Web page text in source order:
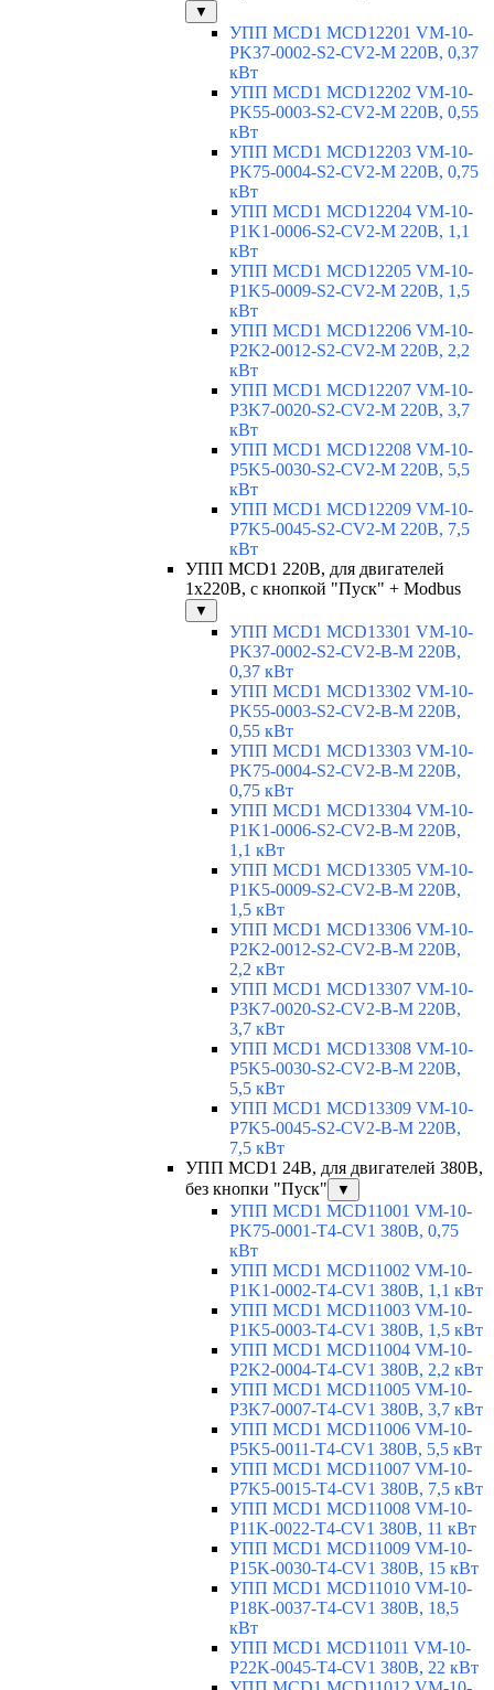
▼
УПП MCD1 MCD12201 VM-10-
PK37-0002-S2-CV2-M 220В, 0,37
кВт
УПП MCD1 MCD12202 VM-10-
PK55-0003-S2-CV2-M 220В, 0,55
кВт
УПП MCD1 MCD12203 VM-10-
PK75-0004-S2-CV2-M 220В, 0,75
кВт
УПП MCD1 MCD12204 VM-10-
P1K1-0006-S2-CV2-M 220В, 1,1
кВт
УПП MCD1 MCD12205 VM-10-
P1K5-0009-S2-CV2-M 220В, 1,5
кВт
УПП MCD1 MCD12206 VM-10-
P2K2-0012-S2-CV2-M 220В, 2,2
кВт
УПП MCD1 MCD12207 VM-10-
P3K7-0020-S2-CV2-M 220В, 3,7
кВт
УПП MCD1 MCD12208 VM-10-
P5K5-0030-S2-CV2-M 220В, 5,5
кВт
УПП MCD1 MCD12209 VM-10-
P7K5-0045-S2-CV2-M 220В, 7,5
кВт
УПП MCD1 220В, для двигателей
1х220В, с кнопкой "Пуск" + Modbus
▼
УПП MCD1 MCD13301 VM-10-
PK37-0002-S2-CV2-B-M 220В,
0,37 кВт
УПП MCD1 MCD13302 VM-10-
PK55-0003-S2-CV2-B-M 220В,
0,55 кВт
УПП MCD1 MCD13303 VM-10-
PK75-0004-S2-CV2-B-M 220В,
0,75 кВт
УПП MCD1 MCD13304 VM-10-
P1K1-0006-S2-CV2-B-M 220В,
1,1 кВт
УПП MCD1 MCD13305 VM-10-
P1K5-0009-S2-CV2-B-M 220В,
1,5 кВт
УПП MCD1 MCD13306 VM-10-
P2K2-0012-S2-CV2-B-M 220В,
2,2 кВт
УПП MCD1 MCD13307 VM-10-
P3K7-0020-S2-CV2-B-M 220В,
3,7 кВт
УПП MCD1 MCD13308 VM-10-
P5K5-0030-S2-CV2-B-M 220В,
5,5 кВт
УПП MCD1 MCD13309 VM-10-
P7K5-0045-S2-CV2-B-M 220В,
7,5 кВт
УПП MCD1 24В, для двигателей 380В,
без кнопки "Пуск"
▼
УПП MCD1 MCD11001 VM-10-
PK75-0001-T4-CV1 380В, 0,75
кВт
УПП MCD1 MCD11002 VM-10-
P1K1-0002-T4-CV1 380В, 1,1 кВт
УПП MCD1 MCD11003 VM-10-
P1K5-0003-T4-CV1 380В, 1,5 кВт
УПП MCD1 MCD11004 VM-10-
P2K2-0004-T4-CV1 380В, 2,2 кВт
УПП MCD1 MCD11005 VM-10-
P3K7-0007-T4-CV1 380В, 3,7 кВт
УПП MCD1 MCD11006 VM-10-
P5K5-0011-T4-CV1 380В, 5,5 кВт
УПП MCD1 MCD11007 VM-10-
P7K5-0015-T4-CV1 380В, 7,5 кВт
УПП MCD1 MCD11008 VM-10-
P11K-0022-T4-CV1 380В, 11 кВт
УПП MCD1 MCD11009 VM-10-
P15K-0030-T4-CV1 380В, 15 кВт
УПП MCD1 MCD11010 VM-10-
P18K-0037-T4-CV1 380В, 18,5
кВт
УПП MCD1 MCD11011 VM-10-
P22K-0045-T4-CV1 380В, 22 кВт